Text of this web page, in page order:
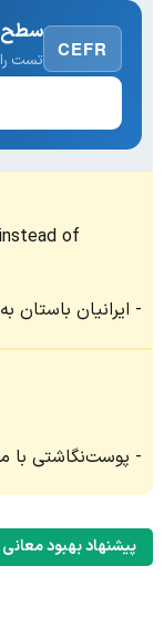
CEFR
سطح
تست رایگان · ۳۰
of
ایرانیان
پوست‌نگاشتی با
پیشنهاد بهبود معانی